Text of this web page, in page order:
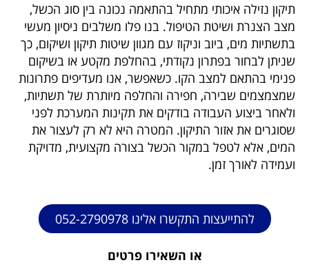
תיקון נזילה איכותי מתחיל בהתאמה נכונה בין סוג הכשל,
מצב הצנרת ושיטת הטיפול. בנו פלו משלבים ניסיון מעשי
בתשתיות מים, ביוב וניקוז עם מגוון שיטות תיקון ושיקום, כך
שניתן לבחור בפתרון נקודתי, בהחלפת מקטע או בשיקום
פנימי בהתאם למצב הקו. כשאפשר, אנו מעדיפים פתרונות
שמצמצמים שבירה, חפירה והחלפה מיותרת של תשתיות,
ולאחר ביצוע העבודה בודקים את תקינות המערכת לפני
שסוגרים את אזור התיקון. המטרה היא לא רק לעצור את
המים, אלא לטפל במקור הכשל בצורה מקצועית, מדויקת
ועמידה לאורך זמן.
להתייעצות התקשרו אלינו 052-2790978
או השאירו פרטים